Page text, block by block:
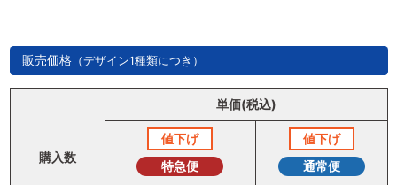
販売価格（デザイン1種類につき）
購入数
単価(税込)
値下げ
特急便
値下げ
通常便